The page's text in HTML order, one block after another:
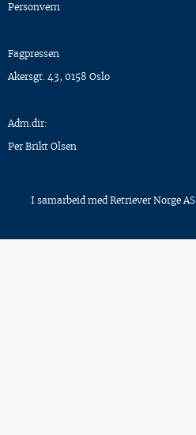
Personvern
Fagpressen
Akersgt. 43, 0158 Oslo
Adm.dir:
Per Brikt Olsen
I samarbeid med Retriever Norge AS